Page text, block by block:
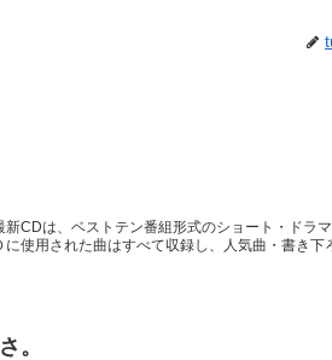
CDは、ベストテン番組形式のショート・ドラ
使用された曲はすべて収録し、人気曲・書き下
。